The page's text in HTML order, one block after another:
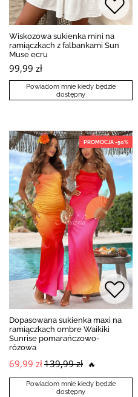
Wiskozowa sukienka mini na
ramiączkach z falbankami Sun
Muse ecru
99,99 zł
Powiadom mnie kiedy będzie
dostępny
PROMOCJA -50%
Dopasowana sukienka maxi na
ramiączkach ombre Waikiki
Sunrise pomarańczowo-
różowa
69,99 zł139,99 zł 🔥
Powiadom mnie kiedy będzie
dostępny